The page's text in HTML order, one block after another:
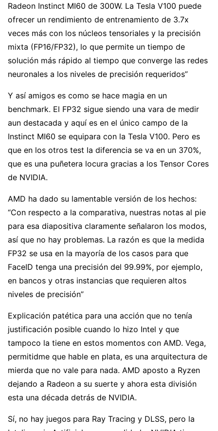
Radeon Instinct MI60 de 300W. La Tesla V100 puede
ofrecer un rendimiento de entrenamiento de 3.7x
veces más con los núcleos tensoriales y la precisión
mixta (FP16/FP32), lo que permite un tiempo de
solución más rápido al tiempo que converge las redes
neuronales a los niveles de precisión requeridos”
Y así amigos es como se hace magia en un
benchmark. El FP32 sigue siendo una vara de medir
aun destacada y aquí es en el único campo de la
Instinct MI60 se equipara con la Tesla V100. Pero es
que en los otros test la diferencia se va en un 370%,
que es una puñetera locura gracias a los Tensor Cores
de NVIDIA.
AMD ha dado su lamentable versión de los hechos:
“Con respecto a la comparativa, nuestras notas al pie
para esa diapositiva claramente señalaron los modos,
así que no hay problemas. La razón es que la medida
FP32 se usa en la mayoría de los casos para que
FaceID tenga una precisión del 99.99%, por ejemplo,
en bancos y otras instancias que requieren altos
niveles de precisión”
Explicación patética para una acción que no tenía
justificación posible cuando lo hizo Intel y que
tampoco la tiene en estos momentos con AMD. Vega,
permitidme que hable en plata, es una arquitectura de
mierda que no vale para nada. AMD aposto a Ryzen
dejando a Radeon a su suerte y ahora esta división
esta una década detrás de NVIDIA.
Sí, no hay juegos para Ray Tracing y DLSS, pero la